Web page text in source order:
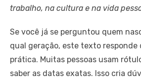
trabalho, na cultura e na vida
Se você já se perguntou quem
qual geração, este texto responde
prática. Muitas pessoas usam
saber as datas exatas. Isso cria